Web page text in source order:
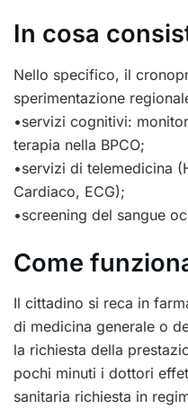
In cosa
Nello specifico, il
sperimentazione
•servizi cognitivi:
terapia nella BPCO;
•servizi di telemedicina
Cardiaco, ECG);
•screening del sangue
Come
Il cittadino si reca in
di medicina generale o
la richiesta della
pochi minuti i dottori
sanitaria richiesta in